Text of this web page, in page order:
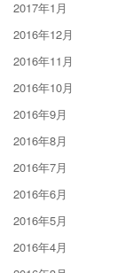
2017年1月
2016年12月
2016年11月
2016年10月
2016年9月
2016年8月
2016年7月
2016年6月
2016年5月
2016年4月